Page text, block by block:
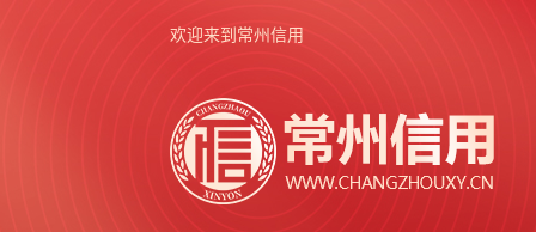
欢迎来到常州信用